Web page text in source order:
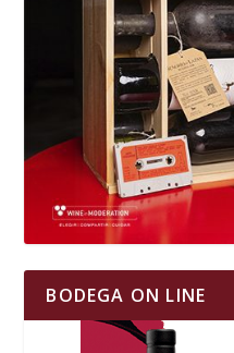
BODEGA ON LINE